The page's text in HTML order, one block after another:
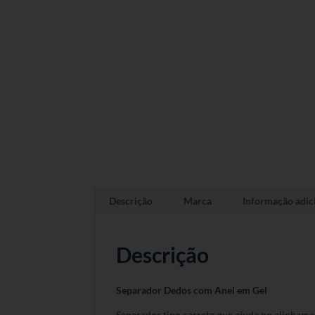
Descrição Marca Informação
Descrição
Separador Dedos com Anel em Gel